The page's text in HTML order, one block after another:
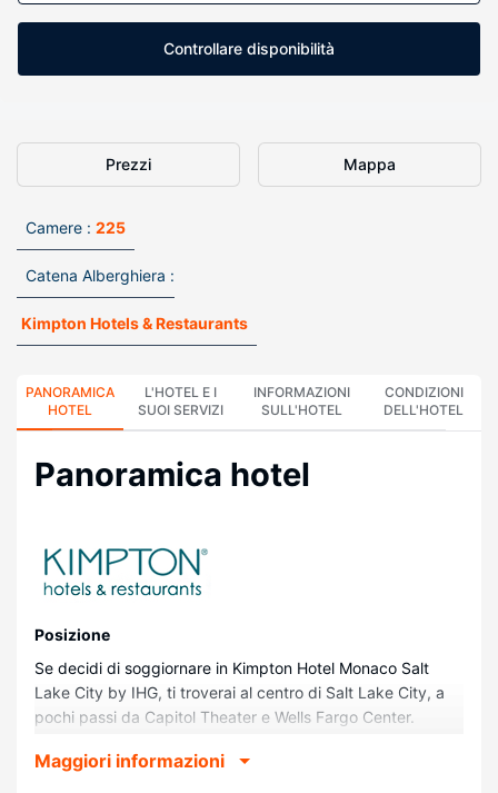
Controllare disponibilità
Prezzi Mappa
Camere : 225
Catena Alberghiera :
Kimpton Hotels & Restaurants
PANORAMICA
HOTEL
L'HOTEL E I
SUOI SERVIZI
INFORMAZIONI
SULL'HOTEL
CONDIZIONI
DELL'HOTEL
Panoramica hotel
Posizione
Se decidi di soggiornare in Kimpton Hotel Monaco Salt
Lake City by IHG, ti troverai al centro di Salt Lake City, a
pochi passi da Capitol Theater e Wells Fargo Center.
da Temple Square.
Maggiori informazioni